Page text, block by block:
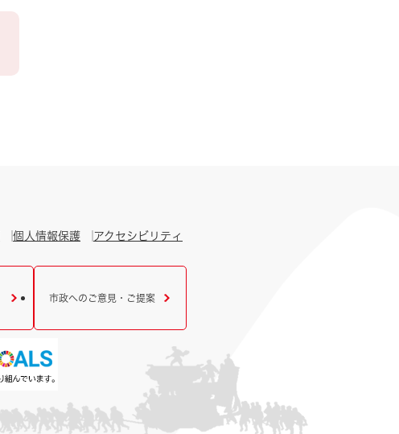
個人情報保護 アクセシビリティ
市政へのご意見・ご提案